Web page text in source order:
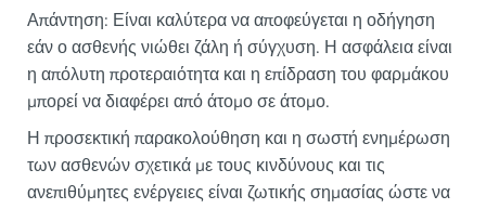
Απάντηση: Είναι καλύτερα να αποφεύγεται η οδήγηση
εάν ο ασθενής νιώθει ζάλη ή σύγχυση. Η ασφάλεια είναι
η απόλυτη προτεραιότητα και η επίδραση του φαρμάκου
μπορεί να διαφέρει από άτομο σε άτομο.
Η προσεκτική παρακολούθηση και η σωστή ενημέρωση
των ασθενών σχετικά με τους κινδύνους και τις
ανεπιθύμητες ενέργειες είναι ζωτικής σημασίας ώστε να